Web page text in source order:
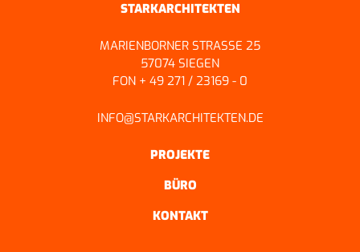
STARKARCHITEKTEN
MARIENBORNER STRASSE 25
57074 SIEGEN
FON + 49 271 / 23169 - 0
INFO@STARKARCHITEKTEN.DE
PROJEKTE
BÜRO
KONTAKT